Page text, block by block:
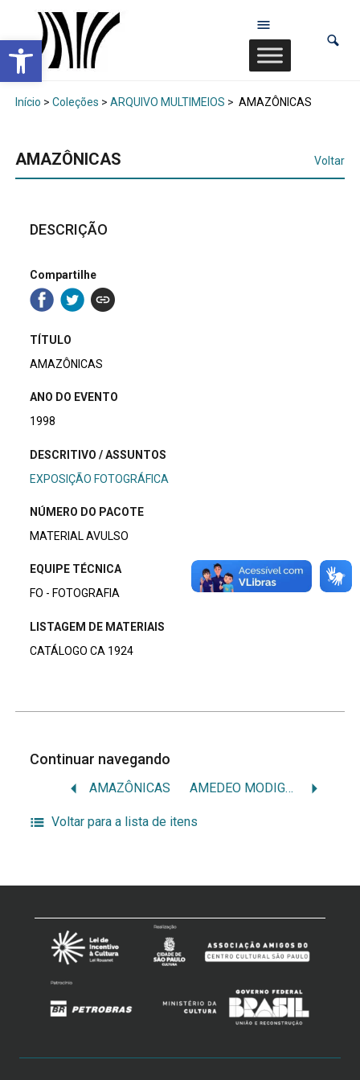
Abrir a barra de ferramentas
Início > Coleções > ARQUIVO MULTIMEIOS > AMAZÔNICAS
AMAZÔNICAS Voltar
DESCRIÇÃO
Compartilhe
TÍTULO
AMAZÔNICAS
ANO DO EVENTO
1998
DESCRITIVO / ASSUNTOS
EXPOSIÇÃO FOTOGRÁFICA
NÚMERO DO PACOTE
MATERIAL AVULSO
EQUIPE TÉCNICA
FO - FOTOGRAFIA
LISTAGEM DE MATERIAIS
CATÁLOGO CA 1924
Continuar navegando
AMAZÔNICAS AMEDEO MODIGLIANI / MODIGLIANI
Voltar para a lista de itens